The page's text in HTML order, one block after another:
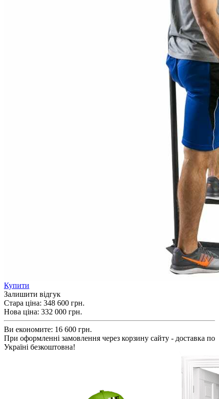
Купити
Залишити відгук
Стара ціна: 348 600 грн.
Нова ціна: 332 000 грн.
Ви економите: 16 600 грн.
При оформленні замовлення через корзину сайту - доставка по
Україні безкоштовна!